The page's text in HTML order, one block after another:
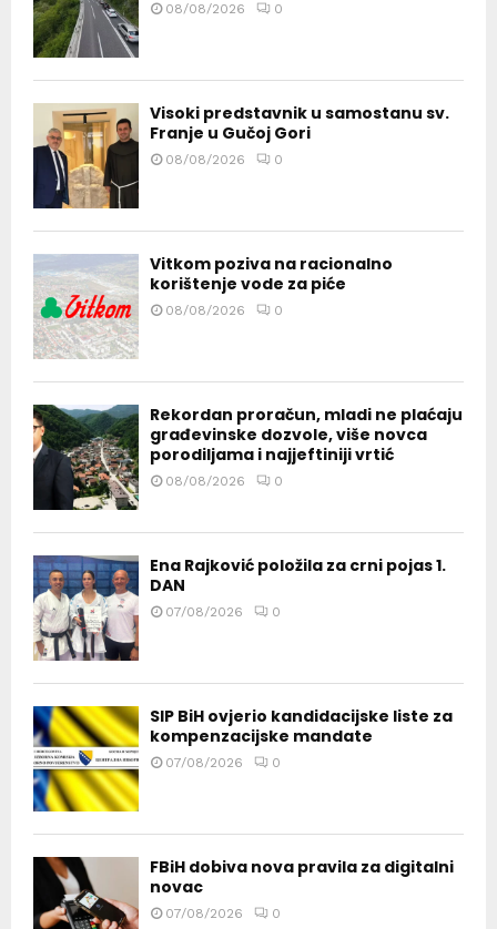
08/08/2026 0
Visoki predstavnik u samostanu sv.
Franje u Gučoj Gori
08/08/2026 0
Vitkom poziva na racionalno
korištenje vode za piće
08/08/2026 0
Rekordan proračun, mladi ne plaćaju
građevinske dozvole, više novca
porodiljama i najjeftiniji vrtić
08/08/2026 0
Ena Rajković položila za crni pojas 1.
DAN
07/08/2026 0
SIP BiH ovjerio kandidacijske liste za
kompenzacijske mandate
07/08/2026 0
FBiH dobiva nova pravila za digitalni
novac
07/08/2026 0